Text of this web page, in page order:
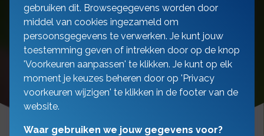
gebruiken dit. Browsegegevens worden door
middel van cookies ingezameld om
persoonsgegevens te verwerken. Je kunt jouw
toestemming geven of intrekken door op de knop
'Voorkeuren aanpassen' te klikken. Je kunt op elk
moment je keuzes beheren door op 'Privacy
voorkeuren wijzigen' te klikken in de footer van de
website.
Waar gebruiken we jouw gegevens voor?